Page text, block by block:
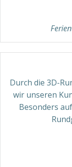
Durch die 3D-
wir unseren
Besonders